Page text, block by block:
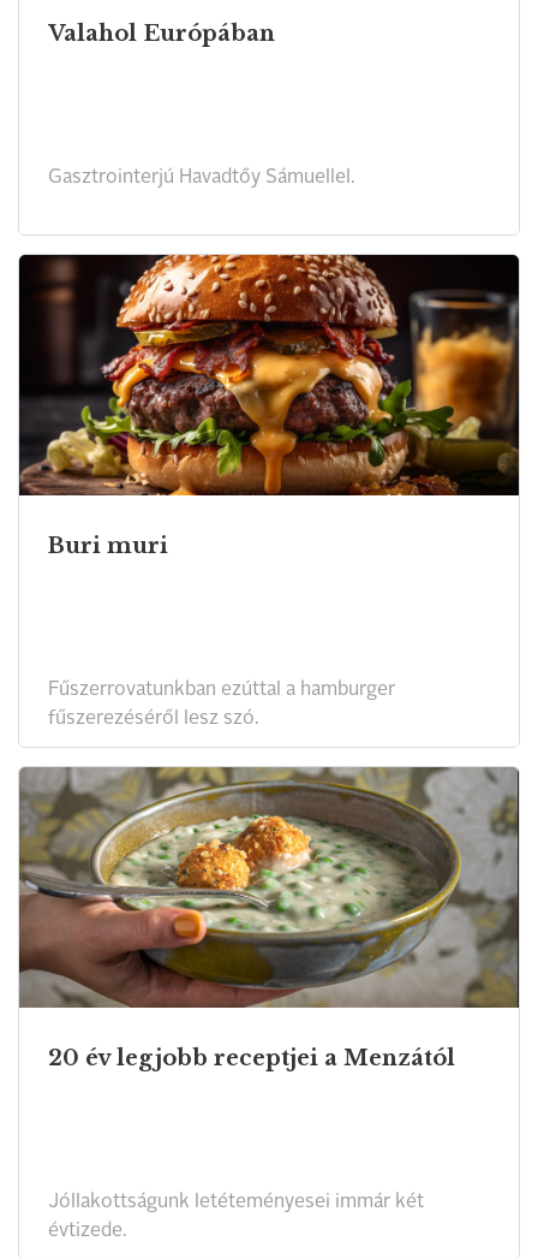
Valahol Európában
Gasztrointerjú Havadtőy Sámuellel.
Buri muri
Fűszerrovatunkban ezúttal a hamburger
fűszerezéséről lesz szó.
20 év legjobb receptjei a Menzától
Jóllakottságunk letéteményesei immár két
évtizede.